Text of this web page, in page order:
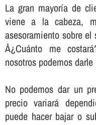
La gran mayorí­a de
viene a la cabeza,
asesoramiento sobre
Â¿Cuánto me
nosotros podemos
No podemos dar un
precio variará
puede hacer bajar o